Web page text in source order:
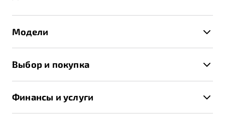
Модели
X70
Выбор и покупка
Спецпредложения и Акции
Финансы и услуги